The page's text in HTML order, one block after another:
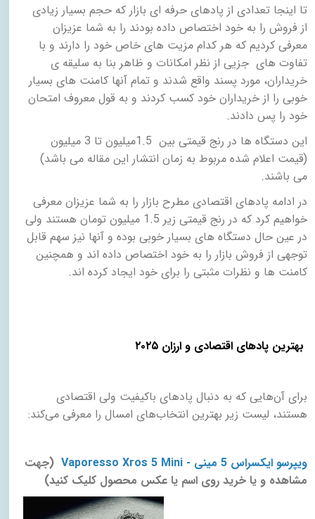
تا اینجا تعدادی از پادهای حرفه ای بازار که حجم بسیار زیادی
از فروش را به خود اختصاص داده بودند را به شما عزیزان
معرفی کردیم که هر کدام مزیت های خاص خود را دارند و با
تفاوت های جزیی از نظر امکانات و ظاهر بنا به سلیقه ی
خریداران، مورد پسند واقع شدند و تمام آنها کامنت های بسیار
خوبی را از خریداران خود کسب کردند و به قول معروف امتحان
خود را پس دادند.
این دستگاه ها در رنج قیمتی بین 1.5
میلیون تا 3 میلیون
(قیمت اعلام شده مربوط به زمان انتشار این مقاله می باشد)
می باشند.
در ادامه پادهای اقتصادی مطرح بازار را به شما عزیزان معرفی
خواهیم کرد که در رنج قیمتی زیر 1.5 میلیون تومان هستند ولی
در عین حال دستگاه های بسیار خوبی بوده و آنها نیز سهم قابل
توجهی از فروش بازار را به خود اختصاص داده اند و همچنین
کامنت ها و نظرات مثبتی را برای خود ایجاد کرده اند.
بهترین پادهای اقتصادی و ارزان ۲۰۲۵
برای آن‌هایی که به دنبال پادهای باکیفیت ولی اقتصادی
هستند، لیست زیر بهترین انتخاب‌های امسال را معرفی می‌کند:
ویپرسو ایکسراس 5 مینی - Vaporesso Xros 5 Mini )جهت
مشاهده و یا خرید روی اسم یا عکس محصول کلیک کنید(